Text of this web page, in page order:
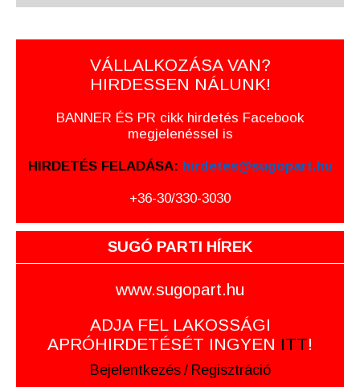
VÁLLALKOZÁSA VAN?
HIRDESSEN NÁLUNK!
BANNER ÉS PR cikk hirdetés Facebook
megjelenéssel is
HIRDETÉS FELADÁSA: hirdetes@sugopart.hu
+36-30/330-3030
SUGÓ PARTI HÍREK
www.sugopart.hu
ADJA FEL LAKOSSÁGI
APRÓHIRDETÉSÉT INGYEN ITT!
Bejelentkezés / Regisztráció